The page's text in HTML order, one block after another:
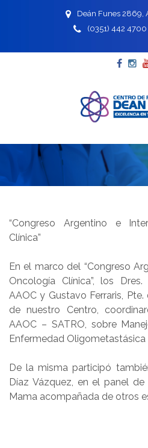
Deán Funes 2869,
(0351) 442
“Congreso Argentino e
Clínica”
En el marco del “Congreso
Oncología Clínica”, los
AAOC y Gustavo Ferraris,
de nuestro Centro,
AAOC – SATRO, sobre
Enfermedad Oligometastásica
De la misma participó
Díaz Vázquez, en el panel
Mama acompañada de otros